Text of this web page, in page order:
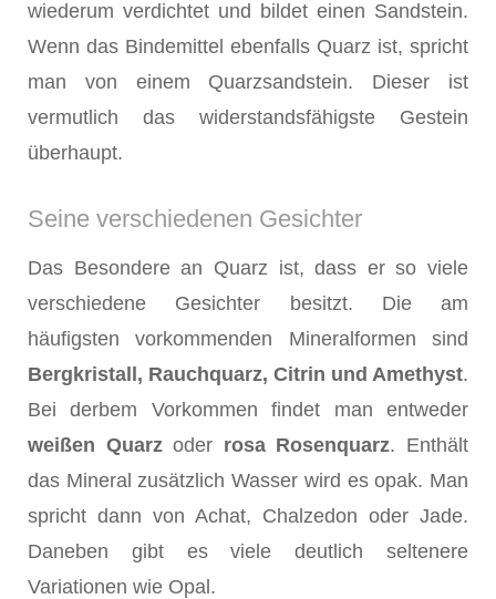
wiederum verdichtet und bildet einen Sandstein.
Wenn das Bindemittel ebenfalls Quarz ist, spricht
man von einem Quarzsandstein. Dieser ist
vermutlich das widerstandsfähigste Gestein
überhaupt.
Seine verschiedenen Gesichter
Das Besondere an Quarz ist, dass er so viele
verschiedene Gesichter besitzt. Die am
häufigsten vorkommenden Mineralformen sind
Bergkristall, Rauchquarz, Citrin und Amethyst.
Bei derbem Vorkommen findet man entweder
weißen Quarzoder rosa Rosenquarz. Enthält
das Mineral zusätzlich Wasser wird es opak. Man
spricht dann von Achat, Chalzedon oder Jade.
Daneben gibt es viele deutlich seltenere
Variationen wie Opal.